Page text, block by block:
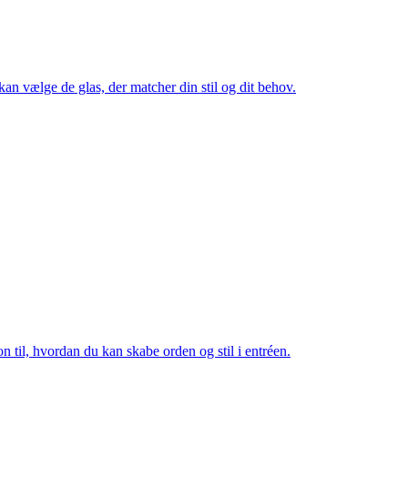
vælge de glas, der matcher din stil og dit behov.
til, hvordan du kan skabe orden og stil i entréen.